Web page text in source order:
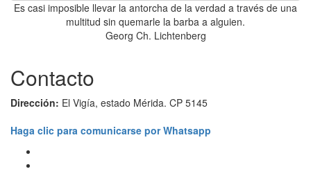
Es casi imposible llevar la antorcha de la verdad a través de una
multitud sin quemarle la barba a alguien.
Georg Ch. Lichtenberg
Contacto
Dirección: El Vigía, estado Mérida. CP 5145
Haga clic para comunicarse por Whatsapp